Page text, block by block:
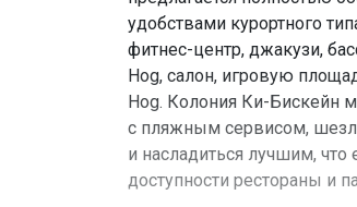
удобствами курортного
фитнес-центр, джакузи,
Hog, салон, игровую
Hog. Колония Ки-Бискейн
с пляжным сервисом,
и насладиться лучшим,
доступности рестораны и